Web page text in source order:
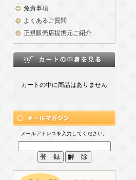
免責事項
よくあるご質問
正規販売店提携元ご紹介
カートの中に商品はありません
メールアドレスを入力してください。